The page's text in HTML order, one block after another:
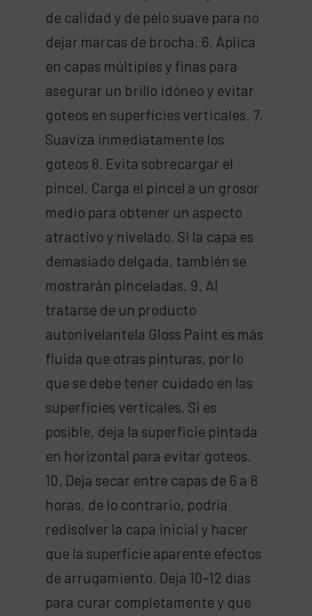
de calidad y de pelo suave para no
dejar marcas de brocha. 6. Aplica
en capas múltiples y finas para
asegurar un brillo idóneo y evitar
goteos en superficies verticales. 7.
Suaviza inmediatamente los
goteos 8. Evita sobrecargar el
pincel. Carga el pincel a un grosor
medio para obtener un aspecto
atractivo y nivelado. Si la capa es
demasiado delgada, también se
mostrarán pinceladas. 9. Al
tratarse de un producto
autonivelantela Gloss Paint es más
fluida que otras pinturas, por lo
que se debe tener cuidado en las
superficies verticales. Si es
posible, deja la superficie pintada
en horizontal para evitar goteos.
10. Deja secar entre capas de 6 a 8
horas, de lo contrario, podría
redisolver la capa inicial y hacer
que la superficie aparente efectos
de arrugamiento. Deja 10-12 días
para curar completamente y que